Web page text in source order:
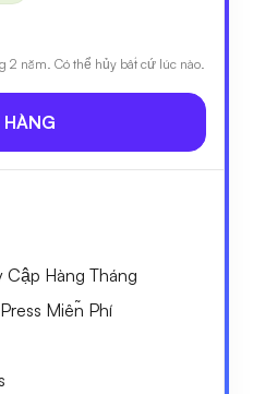
2 năm. Có thể hủy bất cứ lúc nào.
Cập Hàng Tháng
Miễn Phí